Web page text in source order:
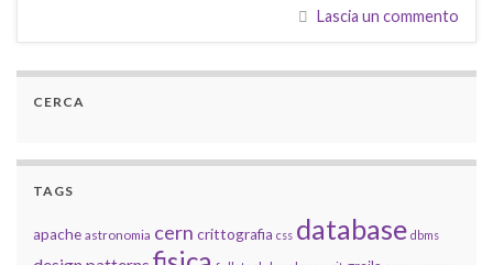
Lascia un commento
CERCA
TAGS
apache astronomia cern crittografia css database dbms